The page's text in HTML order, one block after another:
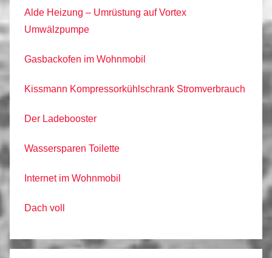
Alde Heizung – Umrüstung auf Vortex
Umwälzpumpe
Gasbackofen im Wohnmobil
Kissmann Kompressorkühlschrank Stromverbrauch
Der Ladebooster
Wassersparen Toilette
Internet im Wohnmobil
Dach voll